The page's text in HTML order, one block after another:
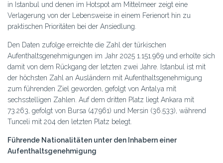
in Istanbul und denen im Hotspot am Mittelmeer zeigt eine
Verlagerung von der Lebensweise in einem Ferienort hin zu
praktischen Prioritäten bei der Ansiedlung.
Den Daten zufolge erreichte die Zahl der türkischen
Aufenthaltsgenehmigungen im Jahr 2025 1.151.969 und erholte sich
damit von dem Rückgang der letzten zwei Jahre. Istanbul ist mit
der höchsten Zahl an Ausländern mit Aufenthaltsgenehmigung
zum führenden Ziel geworden, gefolgt von Antalya mit
sechsstelligen Zahlen. Auf dem dritten Platz liegt Ankara mit
73.263, gefolgt von Bursa (47.961) und Mersin (36.533), während
Tunceli mit 204 den letzten Platz belegt.
Führende Nationalitäten unter den Inhabern einer
Aufenthaltsgenehmigung